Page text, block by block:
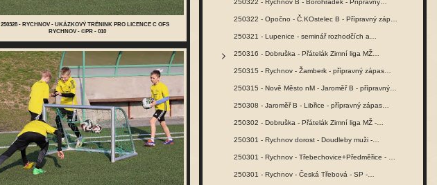
250328 - RYCHNOV - UKÁZKOVÝ TRÉNINK PRO LICENCE C OFS
RYCHNOV - ©PR - 010
250322 - Rychnov B - Borohrádek - Přípravný…
250321 - Lupenice - seminář rozhodčích a…
250316 - Dobruška - Přátelák Zimní liga MŽ…
250315 - Rychnov - Žamberk - přípravný zápas…
250315 - Nově Město nM - Jaroměř B - přípravný…
250308 - Jaroměř B - Libřice - přípravný zápas…
250302 - Dobruška - Přátelák Zimní liga MŽ -…
250301 - Rychnov dorost - Doudleby muži -…
250301 - Rychnov - Česká Třebová - SP -…